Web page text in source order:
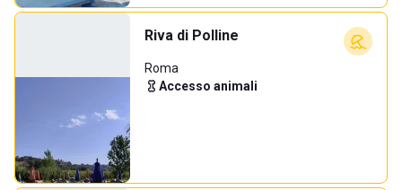
Riva di Polline
Roma
Accesso animali